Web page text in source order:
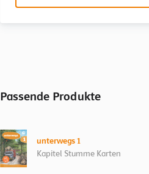
Passende Produkte
unterwegs 1
Kapitel Stumme Karten